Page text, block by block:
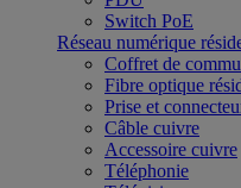
Switch PoE
Réseau numérique
Coffret de
Fibre optique
Prise et
Câble cuivre
Accessoire cuivre
Téléphonie